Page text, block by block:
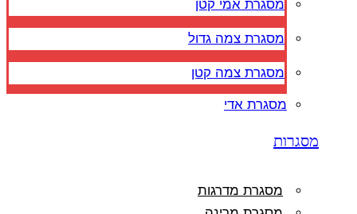
מסגרת אמי קטן
מסגרת צמה גדול
מסגרת צמה קטן
מסגרת אדי
מסגרות
מסגרת מדרגות